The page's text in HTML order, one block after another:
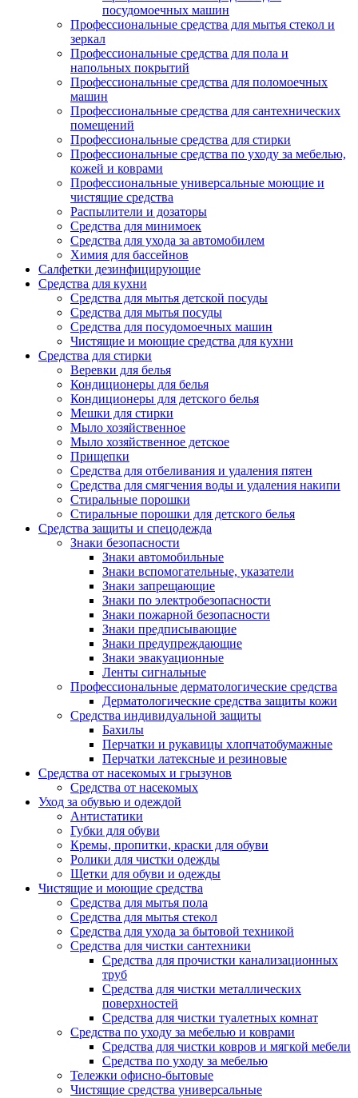
посудомоечных машин
Профессиональные средства для мытья стекол и
зеркал
Профессиональные средства для пола и
напольных покрытий
Профессиональные средства для поломоечных
машин
Профессиональные средства для сантехнических
помещений
Профессиональные средства для стирки
Профессиональные средства по уходу за мебелью,
кожей и коврами
Профессиональные универсальные моющие и
чистящие средства
Распылители и дозаторы
Средства для минимоек
Средства для ухода за автомобилем
Химия для бассейнов
Салфетки дезинфицирующие
Средства для кухни
Средства для мытья детской посуды
Средства для мытья посуды
Средства для посудомоечных машин
Чистящие и моющие средства для кухни
Средства для стирки
Веревки для белья
Кондиционеры для белья
Кондиционеры для детского белья
Мешки для стирки
Мыло хозяйственное
Мыло хозяйственное детское
Прищепки
Средства для отбеливания и удаления пятен
Средства для смягчения воды и удаления накипи
Стиральные порошки
Стиральные порошки для детского белья
Средства защиты и спецодежда
Знаки безопасности
Знаки автомобильные
Знаки вспомогательные, указатели
Знаки запрещающие
Знаки по электробезопасности
Знаки пожарной безопасности
Знаки предписывающие
Знаки предупреждающие
Знаки эвакуационные
Ленты сигнальные
Профессиональные дерматологические средства
Дерматологические средства защиты кожи
Средства индивидуальной защиты
Бахилы
Перчатки и рукавицы хлопчатобумажные
Перчатки латексные и резиновые
Средства от насекомых и грызунов
Средства от насекомых
Уход за обувью и одеждой
Антистатики
Губки для обуви
Кремы, пропитки, краски для обуви
Ролики для чистки одежды
Щетки для обуви и одежды
Чистящие и моющие средства
Средства для мытья пола
Средства для мытья стекол
Средства для ухода за бытовой техникой
Средства для чистки сантехники
Средства для прочистки канализационных
труб
Средства для чистки металлических
поверхностей
Средства для чистки туалетных комнат
Средства по уходу за мебелью и коврами
Средства для чистки ковров и мягкой мебели
Средства по уходу за мебелью
Тележки офисно-бытовые
Чистящие средства универсальные